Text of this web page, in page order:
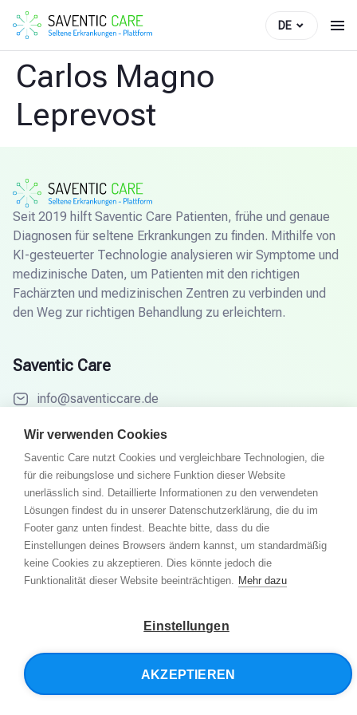
DE
Carlos Magno
Leprevost
Seit 2019 hilft Saventic Care Patienten, frühe und genaue
Diagnosen für seltene Erkrankungen zu finden. Mithilfe von
KI-gesteuerter Technologie analysieren wir Symptome und
medizinische Daten, um Patienten mit den richtigen
Fachärzten und medizinischen Zentren zu verbinden und
den Weg zur richtigen Behandlung zu erleichtern.
Saventic Care
info@saventiccare.de
Ziele
So funktioniert´s
Fachärzte
Partner
Wissenswelt
FAQ
© 2026 Saventic Care. Alle Rechte vorbehalten.
Datenschutzerklärung Allgemeine Geschäftsbedingungen
Wir verwenden Cookies
Saventic Care nutzt Cookies und vergleichbare Technologien, die
für die reibungslose und sichere Funktion dieser Website
unerlässlich sind. Detaillierte Informationen zu den verwendeten
Lösungen findest du in unserer Datenschutzerklärung, die du im
Footer ganz unten findest. Beachte bitte, dass du die
Einstellungen deines Browsers ändern kannst, um standardmäßig
keine Cookies zu akzeptieren. Dies könnte jedoch die
Funktionalität dieser Website beeinträchtigen. Mehr dazu
Einstellungen
AKZEPTIEREN